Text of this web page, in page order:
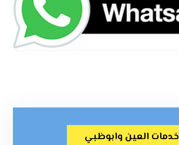
خدمات العين وابوظبي